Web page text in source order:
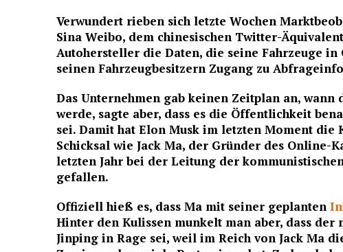
Verwundert rieben sich letzte Wochen
Sina Weibo, dem chinesischen Twitter-
Autohersteller die Daten, die seine Fahrzeuge
seinen Fahrzeugbesitzern Zugang zu
Das Unternehmen gab keinen Zeitplan an,
werde, sagte aber, dass es die Öffentlichkeit
sei. Damit hat Elon Musk im letzten Moment
Schicksal wie Jack Ma, der Gründer des Online-
letzten Jahr bei der Leitung der
gefallen.
Offiziell hieß es, dass Ma mit seiner geplanten
Hinter den Kulissen munkelt man aber, dass der
Jinping in Rage sei, weil im Reich von Jack Ma